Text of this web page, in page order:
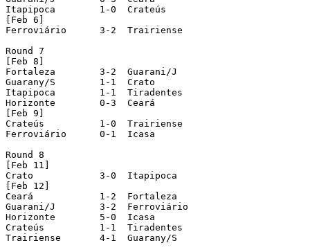
Itapipoca 	 1-0  Crateús
[Feb 6]
Ferroviário 	 3-2  Trairiense
Round 7
[Feb 8]
Fortaleza 	 3-2  Guarani/J
Guarany/S 	 1-1  Crato
Itapipoca 	 1-1  Tiradentes
Horizonte 	 0-3  Ceará
[Feb 9]
Crateús 	 1-0  Trairiense
Ferroviário 	 0-1  Icasa
Round 8
[Feb 11]
Crato 		 3-0  Itapipoca
[Feb 12]
Ceará 		 1-2  Fortaleza
Guarani/J 	 3-2  Ferroviário
Horizonte 	 5-0  Icasa
Crateús 	 1-1  Tiradentes
Trairiense 	 4-1  Guarany/S				  (played in Itapipoca)